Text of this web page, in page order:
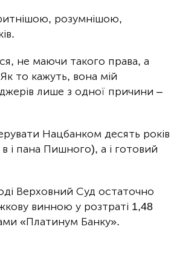
розумнішою,
не маючи такого права, а
то кажуть, вона мій
лише з одної причини –
Нацбанком десять років
і пана Пишного), а і готовий
Верховний Суд остаточно
винною у розтраті 1,48
«Платинум Банку».